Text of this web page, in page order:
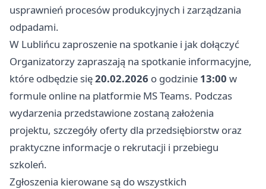
usprawnień procesów produkcyjnych i zarządzania
odpadami.
W Lublińcu zaproszenie na spotkanie i jak dołączyć
Organizatorzy zapraszają na spotkanie informacyjne,
które odbędzie się20.02.2026 o godzinie 13:00 w
formule online na platformie MS Teams. Podczas
wydarzenia przedstawione zostaną założenia
projektu, szczegóły oferty dla przedsiębiorstw oraz
praktyczne informacje o rekrutacji i przebiegu
szkoleń.
Zgłoszenia kierowane są do wszystkich